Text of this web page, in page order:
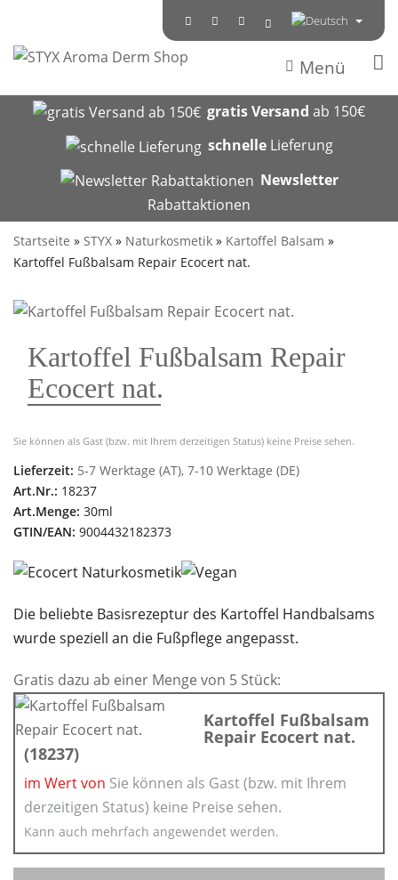
Menü
gratis Versand ab 150€
schnelleLieferung
Newsletter
Rabattaktionen
Startseite » STYX » Naturkosmetik » Kartoffel Balsam »
Kartoffel Fußbalsam Repair Ecocert nat.
Kartoffel Fußbalsam Repair
Ecocert nat.
Sie können als Gast (bzw. mit Ihrem derzeitigen Status) keine Preise sehen.
Lieferzeit: 5-7 Werktage (AT), 7-10 Werktage (DE)
Art.Nr.: 18237
Art.Menge: 30ml
GTIN/EAN: 9004432182373
Die beliebte Basisrezeptur des Kartoffel Handbalsams
wurde speziell an die Fußpflege angepasst.
Gratis dazu ab einer Menge von 5 Stück:
Kartoffel Fußbalsam
Repair Ecocert nat.
(18237)
im Wert von Sie können als Gast (bzw. mit Ihrem
derzeitigen Status) keine Preise sehen.
Kann auch mehrfach angewendet werden.